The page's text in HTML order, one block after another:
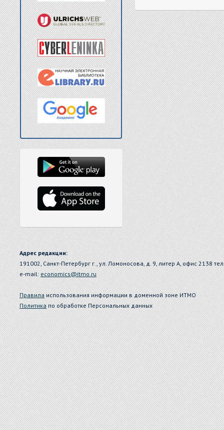
Адрес редакции:
191002, Санкт-Петербург г., ул. Ломоносова, д. 9, литер А, офис 2138
e-mail:economics@itmo.ru
Правилаиспользования информации в доменной зоне ИТМО
Политикапо обработке Персональных данных